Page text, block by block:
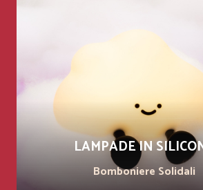
LAMPADE IN
Bomboniere Solidali